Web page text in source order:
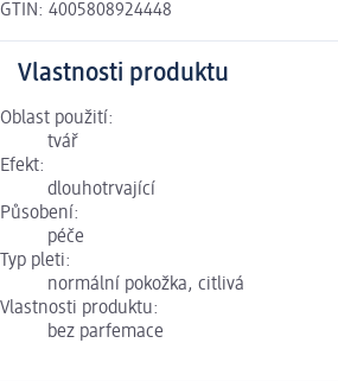
GTIN: 4005808924448
Vlastnosti produktu
Oblast použití:
tvář
Efekt:
dlouhotrvající
Působení:
péče
Typ pleti:
normální pokožka, citlivá
Vlastnosti produktu:
bez parfemace